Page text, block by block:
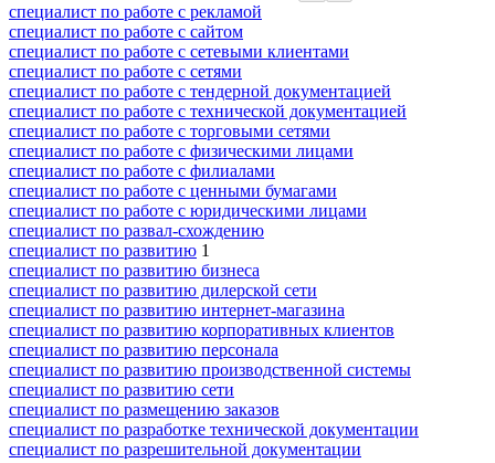
специалист по работе с рекламой
специалист по работе с сайтом
специалист по работе с сетевыми клиентами
специалист по работе с сетями
специалист по работе с тендерной документацией
специалист по работе с технической документацией
специалист по работе с торговыми сетями
специалист по работе с физическими лицами
специалист по работе с филиалами
специалист по работе с ценными бумагами
специалист по работе с юридическими лицами
специалист по развал-схождению
специалист по развитию 1
специалист по развитию бизнеса
специалист по развитию дилерской сети
специалист по развитию интернет-магазина
специалист по развитию корпоративных клиентов
специалист по развитию персонала
специалист по развитию производственной системы
специалист по развитию сети
специалист по размещению заказов
специалист по разработке технической документации
специалист по разрешительной документации